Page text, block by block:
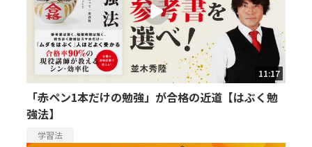
11:17
「赤ペン1本だけの勉強」が合格の近道【はぶく勉
強法】
学習法